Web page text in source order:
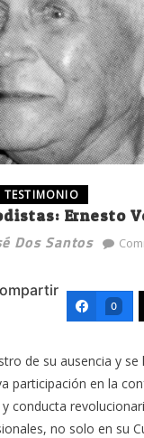
TESTIMONIO
Ernesto
Dos Santos
0
de su ausencia y se
participación en la
conducta
no solo en su